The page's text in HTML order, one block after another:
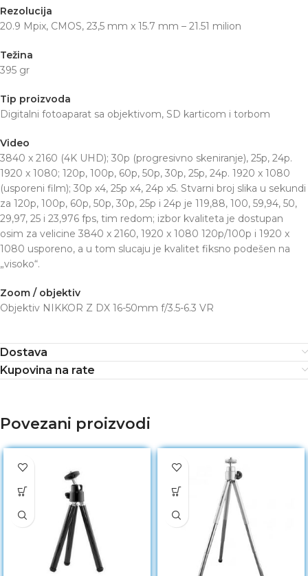
Rezolucija
20.9 Mpix, CMOS, 23,5 mm x 15.7 mm – 21.51 milion
Težina
395 gr
Tip proizvoda
Digitalni fotoaparat sa objektivom, SD karticom i torbom
Video
3840 x 2160 (4K UHD); 30p (progresivno skeniranje), 25p, 24p.
1920 x 1080; 120p, 100p, 60p, 50p, 30p, 25p, 24p. 1920 x 1080
(usporeni film); 30p x4, 25p x4, 24p x5. Stvarni broj slika u sekundi
za 120p, 100p, 60p, 50p, 30p, 25p i 24p je 119,88, 100, 59,94, 50,
29,97, 25 i 23,976 fps, tim redom; izbor kvaliteta je dostupan
osim za velicine 3840 x 2160, 1920 x 1080 120p/100p i 1920 x
1080 usporeno, a u tom slucaju je kvalitet fiksno podešen na
„visoko“.
Zoom / objektiv
Objektiv NIKKOR Z DX 16-50mm f/3.5-6.3 VR
Dostava
Kupovina na rate
Povezani proizvodi